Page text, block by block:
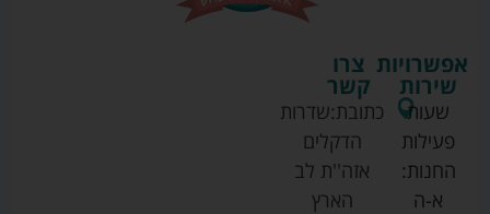
צרו
קשר
כתובת:שדרות
הדקלים
אזה''ת לב
הארץ
אפשרויות
שירות
שעות
פעילות
החנות:
א-ה